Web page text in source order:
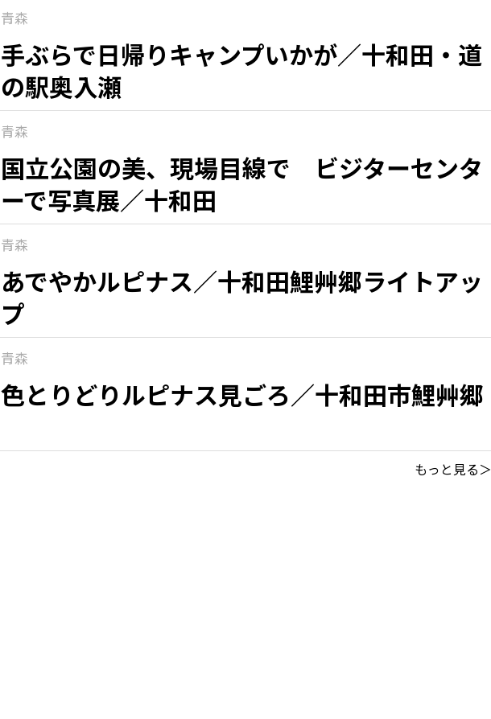
青森
手ぶらで日帰りキャンプいかが／十和田・道
の駅奥入瀬
青森
国立公園の美、現場目線で ビジターセンタ
ーで写真展／十和田
青森
あでやかルピナス／十和田鯉艸郷ライトアッ
プ
青森
色とりどりルピナス見ごろ／十和田市鯉艸郷
もっと見る＞